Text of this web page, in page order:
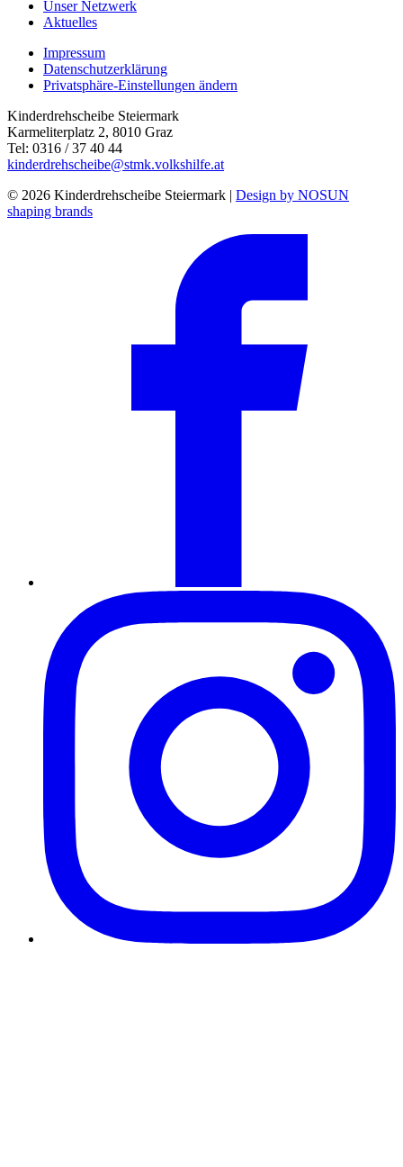
Unser Netzwerk
Aktuelles
Impressum
Datenschutzerklärung
Privatsphäre-Einstellungen ändern
Kinderdrehscheibe Steiermark
Karmeliterplatz 2, 8010 Graz
Tel: 0316 / 37 40 44
kinderdrehscheibe@stmk.volkshilfe.at
© 2026 Kinderdrehscheibe Steiermark | Design by NOSUN
shaping brands